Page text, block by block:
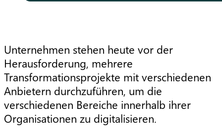
Unternehmen stehen heute vor der
Herausforderung, mehrere
Transformationsprojekte mit verschiedenen
Anbietern durchzuführen, um die
verschiedenen Bereiche innerhalb ihrer
Organisationen zu digitalisieren.